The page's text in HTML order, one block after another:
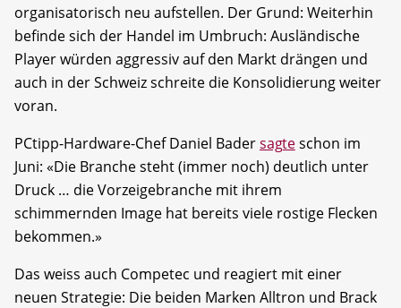
organisatorisch neu aufstellen. Der Grund: Weiterhin
befinde sich der Handel im Umbruch: Ausländische
Player würden aggressiv auf den Markt drängen und
auch in der Schweiz schreite die Konsolidierung weiter
voran.
PCtipp-Hardware-Chef Daniel Badersagteschon im
Juni: «Die Branche steht (immer noch) deutlich unter
Druck … die Vorzeigebranche mit ihrem
schimmernden Image hat bereits viele rostige Flecken
bekommen.»
Das weiss auch Competec und reagiert mit einer
neuen Strategie: Die beiden Marken Alltron und Brack